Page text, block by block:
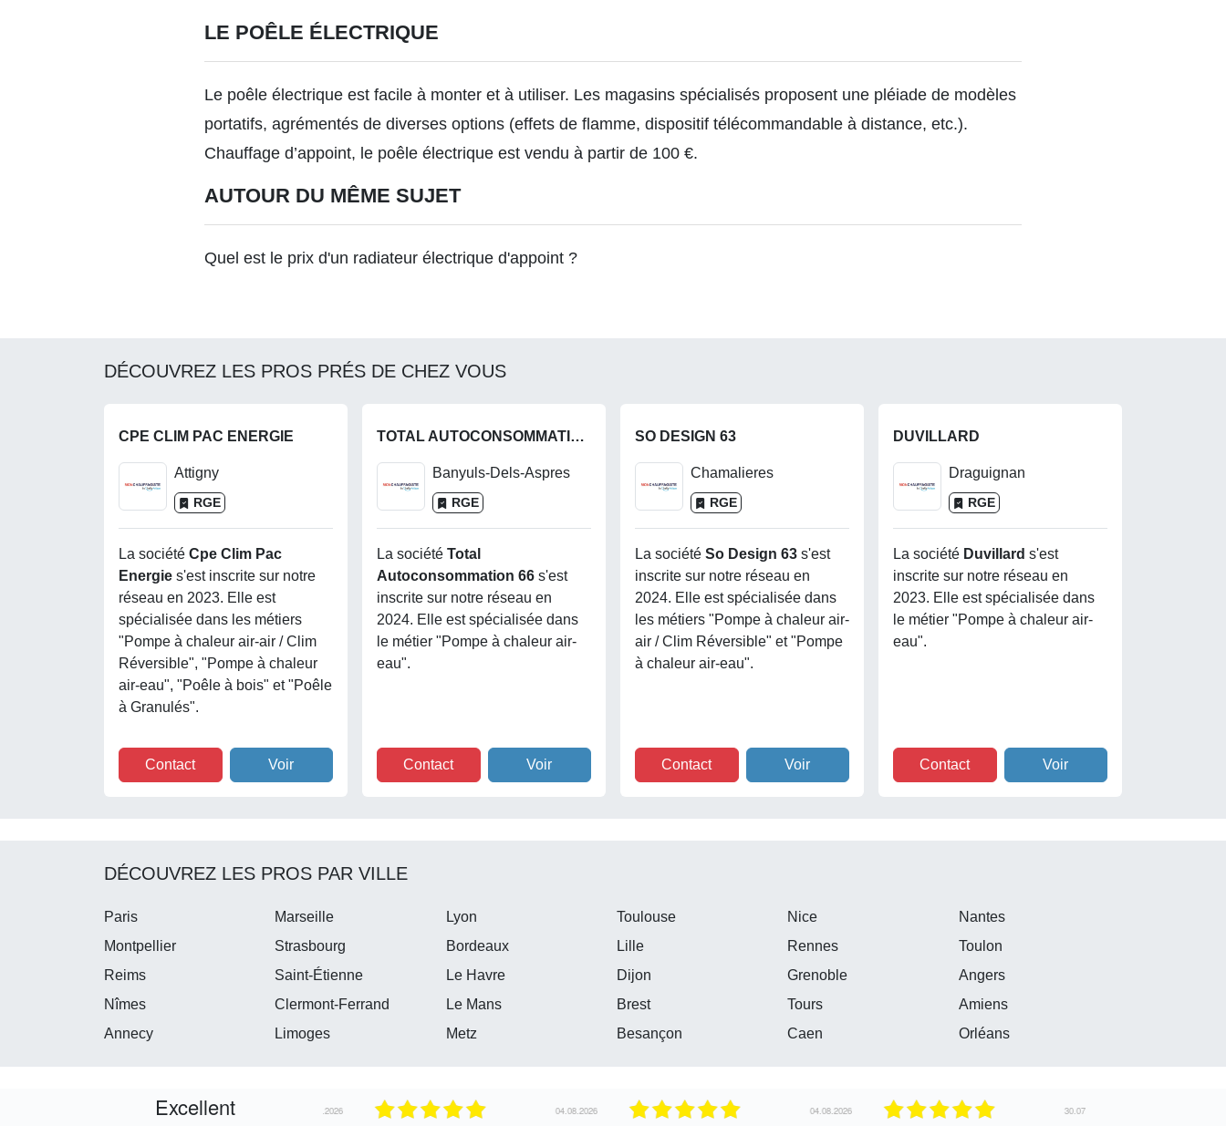
LE POÊLE ÉLECTRIQUE
Le poêle électrique est facile à monter et à utiliser. Les magasins spécialisés proposent une pléiade de modèles
portatifs, agrémentés de diverses options (effets de flamme, dispositif télécommandable à distance, etc.).
Chauffage d’appoint, le poêle électrique est vendu à partir de 100 €.
AUTOUR DU MÊME SUJET
Quel est le prix d'un radiateur électrique d'appoint ?
DÉCOUVREZ LES PROS PRÉS DE CHEZ VOUS
CPE CLIM PAC ENERGIE
Attigny
RGE
La société Cpe Clim Pac
Energie s'est inscrite sur notre
réseau en 2023. Elle est
spécialisée dans les métiers
"Pompe à chaleur air-air / Clim
Réversible", "Pompe à chaleur
air-eau", "Poêle à bois" et "Poêle
à Granulés".
Contact Voir
TOTAL AUTOCONSOMMATION 66
Banyuls-Dels-Aspres
RGE
La société Total
Autoconsommation 66 s'est
inscrite sur notre réseau en
2024. Elle est spécialisée dans
le métier "Pompe à chaleur air-
eau".
Contact Voir
SO DESIGN 63
Chamalieres
RGE
La société So Design 63 s'est
inscrite sur notre réseau en
2024. Elle est spécialisée dans
les métiers "Pompe à chaleur air-
air / Clim Réversible" et "Pompe
à chaleur air-eau".
Contact Voir
DUVILLARD
Draguignan
RGE
La société Duvillard s'est
inscrite sur notre réseau en
2023. Elle est spécialisée dans
le métier "Pompe à chaleur air-
eau".
Contact Voir
DÉCOUVREZ LES PROS PAR VILLE
Paris Marseille Lyon Toulouse Nice
Nantes
Montpellier
Strasbourg Bordeaux Lille Rennes
Toulon
Reims
Saint-Étienne Le Havre Dijon Grenoble
Angers
Nîmes
Clermont-Ferrand Le Mans Brest Tours
Amiens
Annecy
Limoges Metz Besançon Caen Orléans
Excellent 04.08.2026 04.08.2026 30.07.2026